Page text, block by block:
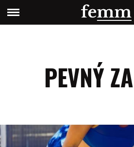
PEVNÝ